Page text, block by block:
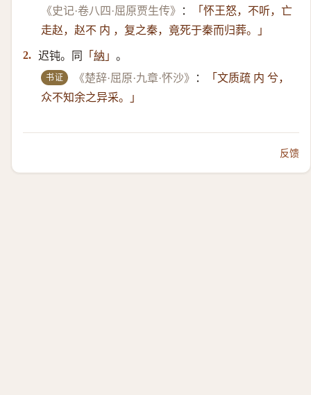
《史记·卷八四·屈原贾生传》 ：
「怀王怒，不听，亡
走赵，赵不 内 ，复之秦，竟死于秦而归葬。」
2. 迟钝。同 「 納 」 。
书证 《楚辞·屈原·九章·怀沙》 ：
「文质疏 内 兮，
众不知余之异采。」
反馈